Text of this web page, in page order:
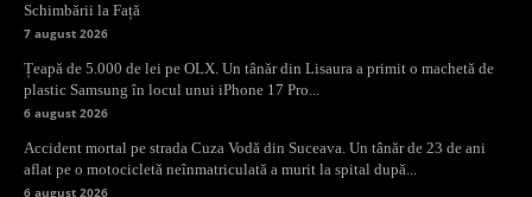
Schimbării la Față
7 august 2026
Țeapă de 5.000 de lei pe OLX. Un tânăr din Lisaura a primit o machetă de
plastic Samsung în locul unui iPhone 17 Pro...
6 august 2026
Accident mortal pe strada Cuza Vodă din Suceava. Un tânăr de 23 de ani
aflat pe o motocicletă neînmatriculată a murit la spital după...
6 august 2026